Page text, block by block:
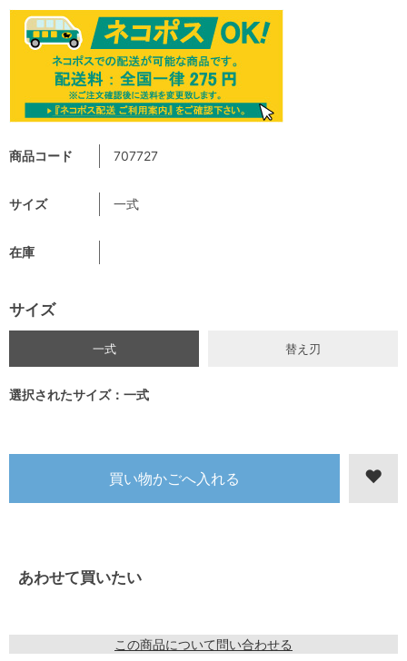
商品コード 707727
サイズ 一式
在庫
サイズ
一式 替え刃
選択されたサイズ：一式
あわせて買いたい
この商品について問い合わせる